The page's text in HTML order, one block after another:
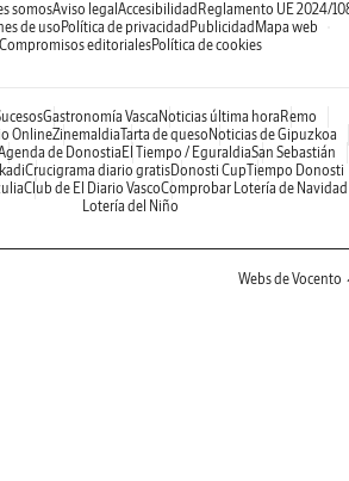
somosAviso legal Accesibilidad Reglamento UE 2024/
de usoPolítica de privacidad Publicidad Mapa web
Compromisos editorialesPolítica de cookies
Gastronomía Vasca Noticias última hora Remo
OnlineZinemaldiaTarta de queso Noticias de Gipuzkoa
de Donostia El Tiempo / EguraldiaSan Sebastián
Crucigrama diario gratisDonosti CupTiempo Donosti
Club de El Diario VascoComprobar Lotería de Navidad
Lotería del Niño
Webs de Vocento